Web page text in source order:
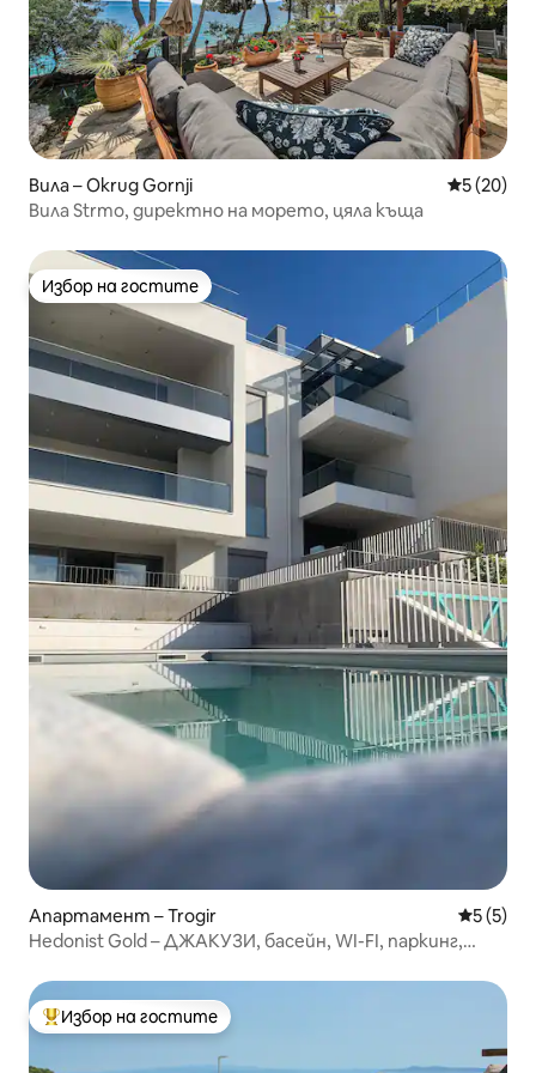
Вила – Okrug Gornji Средна
5 (20)
Вила Strmo, директно на морето, цяла къща
Избор на гостите
Избор на гостите
Апартамент – Trogir Средна
5 (5)
Hedonist Gold – ДЖАКУЗИ, басейн, WI-FI, паркинг,
Най-популярен избор на гостите
Избор на гостите